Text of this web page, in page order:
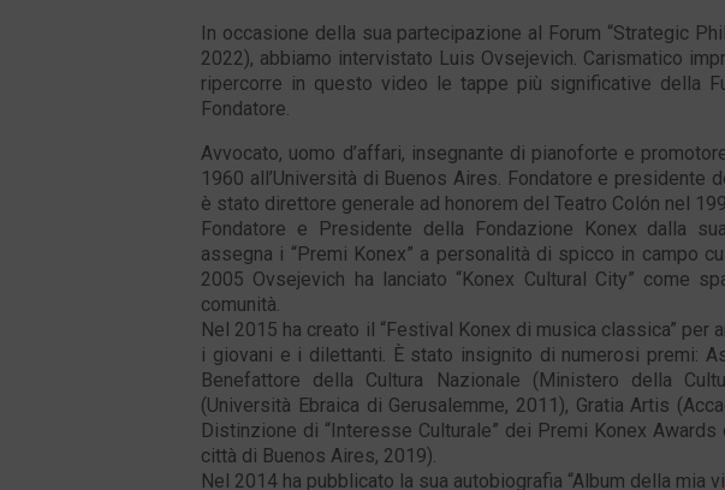
In occasione della sua partecipazione al Forum “Strategic
2022), abbiamo intervistato Luis Ovsejevich. Carismatico
ripercorre in questo video le tappe più significative della
Fondatore.
Avvocato, uomo d’affari, insegnante di pianoforte e
1960 all’Università di Buenos Aires. Fondatore e presidente
è stato direttore generale ad honorem del Teatro Colón nel
Fondatore e Presidente della Fondazione Konex dalla
assegna i “Premi Konex” a personalità di spicco in campo
2005 Ovsejevich ha lanciato “Konex Cultural City” come
comunità.
Nel 2015 ha creato il “Festival Konex di musica classica”
i giovani e i dilettanti. È stato insignito di numerosi premi:
Benefattore della Cultura Nazionale (Ministero della
(Università Ebraica di Gerusalemme, 2011), Gratia Artis
Distinzione di “Interesse Culturale” dei Premi Konex
città di Buenos Aires, 2019).
Nel 2014 ha pubblicato la sua autobiografia “Album della mia